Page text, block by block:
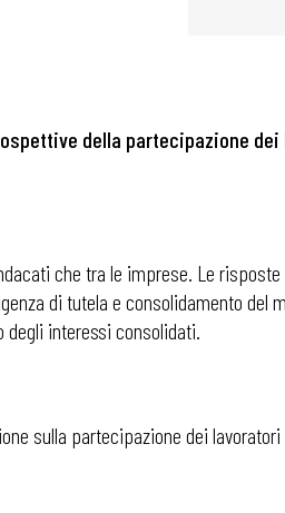
della partecipazione
che tra le imprese. Le
di tutela e consolidamento
degli interessi consolidati.
sulla partecipazione dei